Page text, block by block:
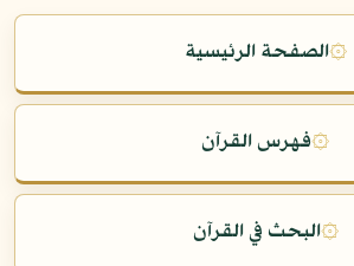
۞الصفحة الرئيسية
۞فهرس القرآن
۞البحث في القرآن